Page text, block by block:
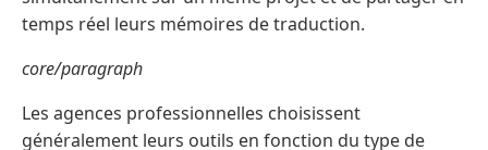
temps réel leurs mémoires de traduction.
core/paragraph
Les agences professionnelles choisissent
généralement leurs outils en fonction du type de